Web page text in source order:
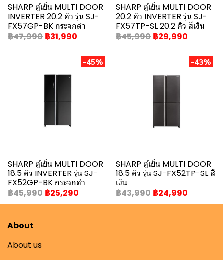
SHARP ตู้เย็น MULTI DOOR
INVERTER 20.2 คิว รุ่น SJ-
FX57GP-BK กระจกดำ
฿47,990 ฿31,990
SHARP ตู้เย็น MULTI DOOR
20.2 คิว INVERTER รุ่น SJ-
FX57TP-SL 20.2 คิว สีเงิน
฿45,990 ฿29,990
-45%
SHARP ตู้เย็น MULTI DOOR
18.5 คิว INVERTER รุ่น SJ-
FX52GP-BK กระจกดำ
฿45,990 ฿25,290
-43%
SHARP ตู้เย็น MULTI DOOR
18.5 คิว รุ่น SJ-FX52TP-SL สี
เงิน
฿43,990 ฿24,990
About
About us